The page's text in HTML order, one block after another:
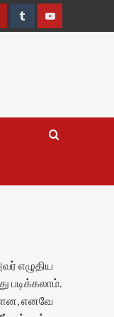
TumblrYouTube
எழுதிய
எனவே